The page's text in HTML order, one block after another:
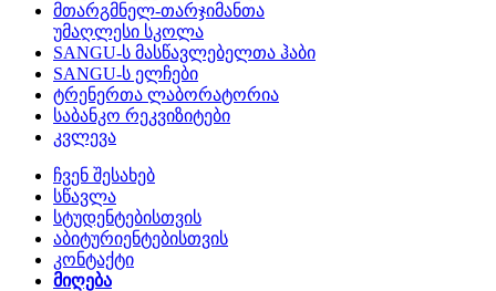
მთარგმნელ-თარჯიმანთა
უმაღლესი სკოლა
SANGU-ს მასწავლებელთა ჰაბი
SANGU-ს ელჩები
ტრენერთა ლაბორატორია
საბანკო რეკვიზიტები
კვლევა
ჩვენ შესახებ
სწავლა
სტუდენტებისთვის
აბიტურიენტებისთვის
კონტაქტი
მიღება